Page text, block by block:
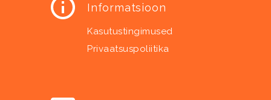
Informatsioon
Kasutustingimused
Privaatsuspoliitika